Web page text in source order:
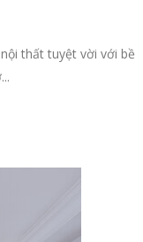
thất tuyệt vời với bề